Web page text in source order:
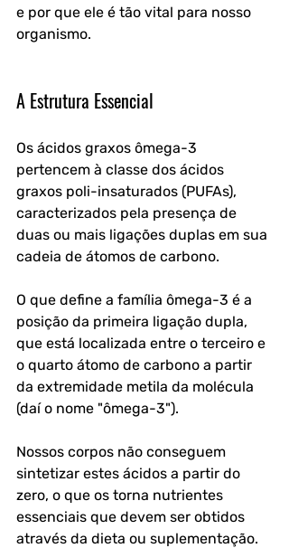
e por que ele é tão vital para nosso
organismo.
A Estrutura Essencial
Os ácidos graxos ômega-3
pertencem à classe dos ácidos
graxos poli-insaturados (PUFAs),
caracterizados pela presença de
duas ou mais ligações duplas em sua
cadeia de átomos de carbono.
O que define a família ômega-3 é a
posição da primeira ligação dupla,
que está localizada entre o terceiro e
o quarto átomo de carbono a partir
da extremidade metila da molécula
(daí o nome "ômega-3").
Nossos corpos não conseguem
sintetizar estes ácidos a partir do
zero, o que os torna nutrientes
essenciais que devem ser obtidos
através da dieta ou suplementação.